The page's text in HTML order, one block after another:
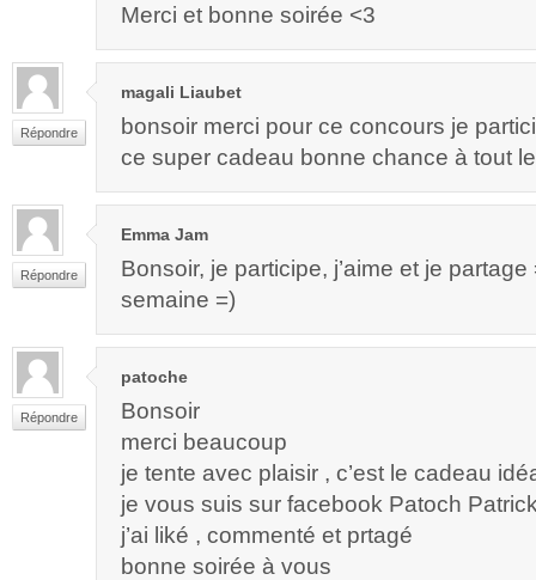
Merci et bonne soirée <3
Répondre
magali Liaubet
bonsoir merci pour ce concours je
ce super cadeau bonne chance à tout
Répondre
Emma Jam
Bonsoir, je participe, j’aime et je
semaine =)
Répondre
patoche
Bonsoir
merci beaucoup
je tente avec plaisir , c’est le cadeau
je vous suis sur facebook Patoch
j’ai liké , commenté et prtagé
bonne soirée à vous